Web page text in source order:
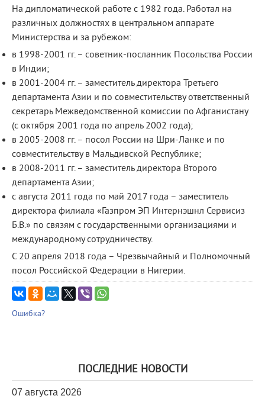
На дипломатической работе с 1982 года. Работал на
различных должностях в центральном аппарате
Министерства и за рубежом:
в 1998-2001 гг. – советник-посланник Посольства России
в Индии;
в 2001-2004 гг. – заместитель директора Третьего
департамента Азии и по совместительству ответственный
секретарь Межведомственной комиссии по Афганистану
(с октября 2001 года по апрель 2002 года);
в 2005-2008 гг. – посол России на Шри-Ланке и по
совместительству в Мальдивской Республике;
в 2008-2011 гг. – заместитель директора Второго
департамента Азии;
с августа 2011 года по май 2017 года – заместитель
директора филиала «Газпром ЭП Интернэшнл Сервисиз
Б.В.» по связям с государственными организациями и
международному сотрудничеству.
С 20 апреля 2018 года – Чрезвычайный и Полномочный
посол Российской Федерации в Нигерии.
Ошибка?
ПОСЛЕДНИЕ НОВОСТИ
07 августа 2026